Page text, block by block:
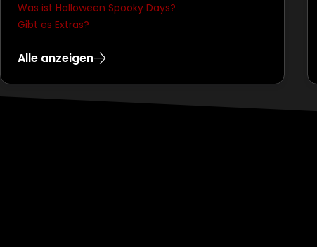
Was ist Halloween Spooky Days?
Gibt es Extras?
Alle anzeigen